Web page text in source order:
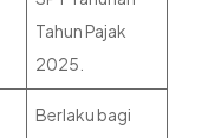
Tahun Pajak
2025.
Berlaku bagi